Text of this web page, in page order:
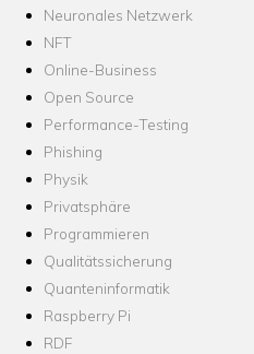
Neuronales Netzwerk
NFT
Online-Business
Open Source
Performance-Testing
Phishing
Physik
Privatsphäre
Programmieren
Qualitätssicherung
Quanteninformatik
Raspberry Pi
RDF